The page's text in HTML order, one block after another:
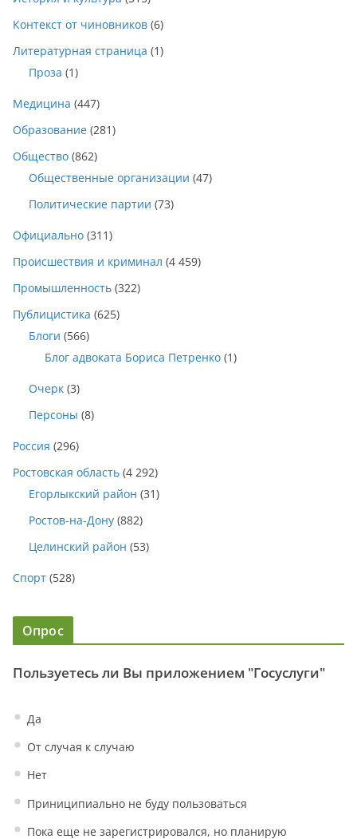
Контекст от чиновников (6)
Литературная страница (1)
Проза (1)
Медицина (447)
Образование (281)
Общество (862)
Общественные организации (47)
Политические партии (73)
Официально (311)
Происшествия и криминал (4 459)
Промышленность (322)
Публицистика (625)
Блоги (566)
Блог адвоката Бориса Петренко (1)
Очерк (3)
Персоны (8)
Россия (296)
Ростовская область (4 292)
Егорлыкский район (31)
Ростов-на-Дону (882)
Целинский район (53)
Спорт (528)
Опрос
Пользуетесь ли Вы приложением "Госуслуги"
Да
От случая к случаю
Нет
Приниципиально не буду пользоваться
Пока еще не зарегистрировался, но планирую